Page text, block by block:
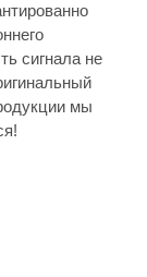
сигнала не
мы